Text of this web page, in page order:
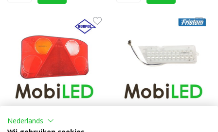
links KZT873
Nederlands